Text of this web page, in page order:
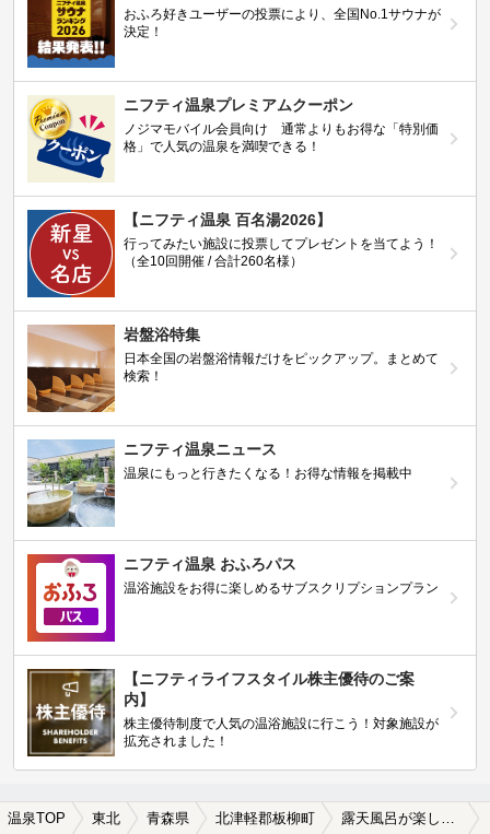
おふろ好きユーザーの投票により、全国No.1サウナが
決定！
ニフティ温泉プレミアムクーポン
ノジマモバイル会員向け 通常よりもお得な「特別価
格」で人気の温泉を満喫できる！
【ニフティ温泉 百名湯2026】
行ってみたい施設に投票してプレゼントを当てよう！
（全10回開催 / 合計260名様）
岩盤浴特集
日本全国の岩盤浴情報だけをピックアップ。まとめて
検索！
ニフティ温泉ニュース
温泉にもっと行きたくなる！お得な情報を掲載中
ニフティ温泉 おふろパス
温浴施設をお得に楽しめるサブスクリプションプラン
【ニフティライフスタイル株主優待のご案
内】
株主優待制度で人気の温浴施設に行こう！対象施設が
拡充されました！
温泉TOP 東北 青森県 北津軽郡板柳町